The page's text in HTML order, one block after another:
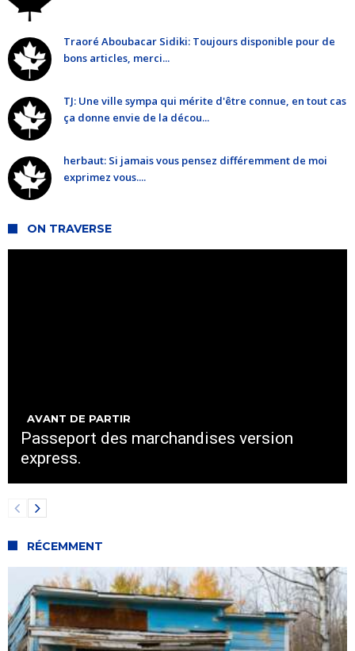
Traoré Aboubacar Sidiki: Toujours disponible pour de
bons articles, merci...
TJ: Une ville sympa qui mérite d'être connue, en tout cas
ça donne envie de la décou...
herbaut: Si jamais vous pensez différemment de moi
exprimez vous....
ON TRAVERSE
AVANT DE PARTIR
Passeport des marchandises version
express.
RÉCEMMENT